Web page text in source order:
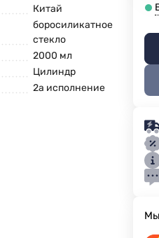
Китай
боросиликатное
стекло
2000 мл
Цилиндр
2а исполнение